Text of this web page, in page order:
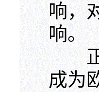
响，
响。
正
成为